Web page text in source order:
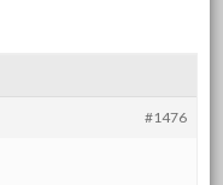
#1476